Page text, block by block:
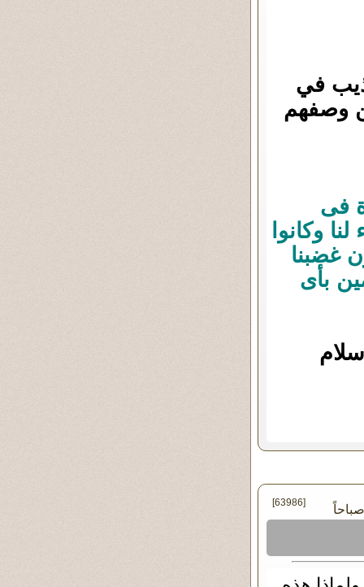
في
وصفهم
فى
وكانوا
غضبنا
بأى
[63986]